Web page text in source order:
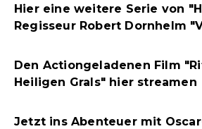
Hier eine weitere Serie von
Regisseur Robert Dornhelm
Den Actiongeladenen Film
Heiligen Grals" hier streamen
Jetzt ins Abenteuer mit